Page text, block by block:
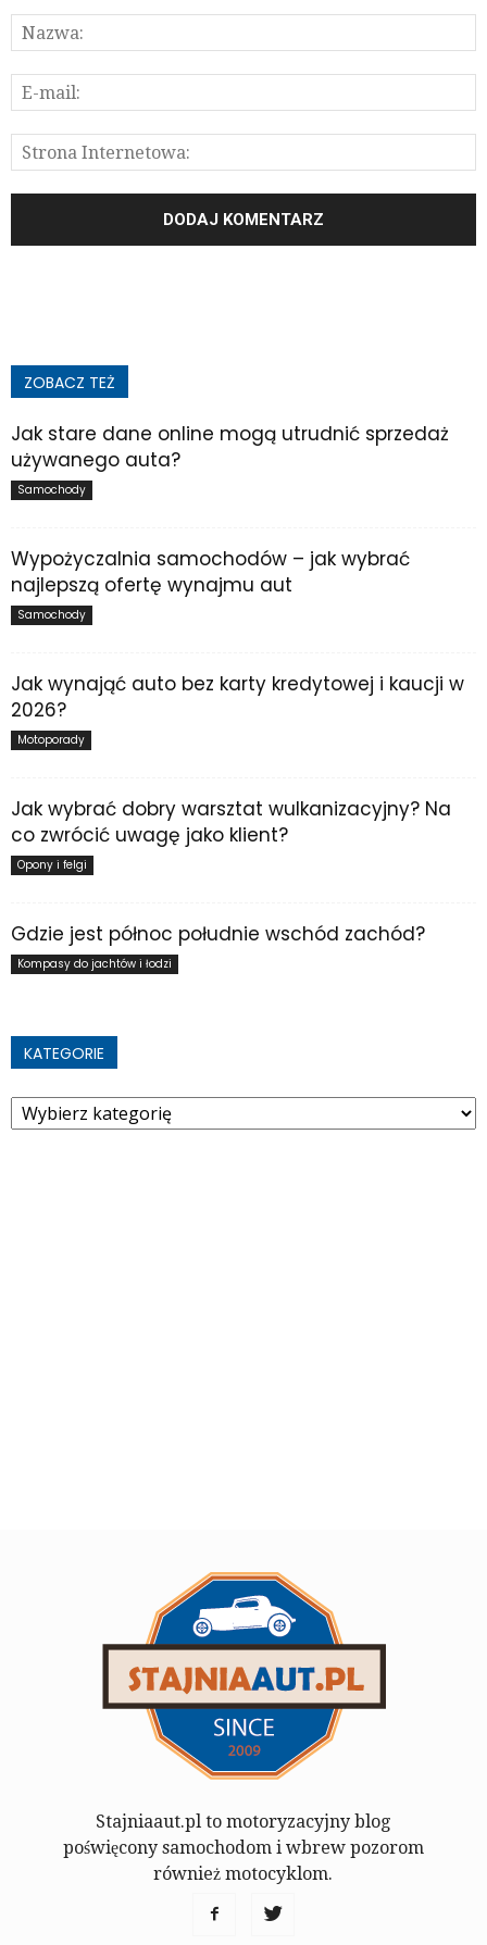
ZOBACZ TEŻ
Jak stare dane online mogą utrudnić sprzedaż
używanego auta?
Samochody
Wypożyczalnia samochodów – jak wybrać
najlepszą ofertę wynajmu aut
Samochody
Jak wynająć auto bez karty kredytowej i kaucji w
2026?
Motoporady
Jak wybrać dobry warsztat wulkanizacyjny? Na
co zwrócić uwagę jako klient?
Opony i felgi
Gdzie jest północ południe wschód zachód?
Kompasy do jachtów i łodzi
KATEGORIE
Kategorie
Stajniaaut.pl to motoryzacyjny blog
poświęcony samochodom i wbrew pozorom
również motocyklom.